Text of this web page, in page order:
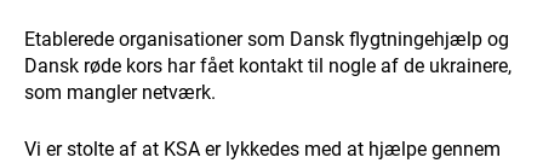
Etablerede organisationer som Dansk flygtningehjælp og
Dansk røde kors har fået kontakt til nogle af de ukrainere,
som mangler netværk.
Vi er stolte af at KSA er lykkedes med at hjælpe gennem